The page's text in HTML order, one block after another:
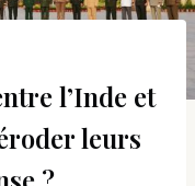
l’Inde et
leurs